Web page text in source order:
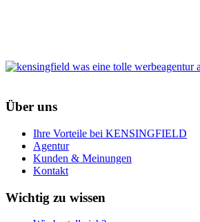
Über uns
Ihre Vorteile bei KENSINGFIELD
Agentur
Kunden & Meinungen
Kontakt
Wichtig zu wissen